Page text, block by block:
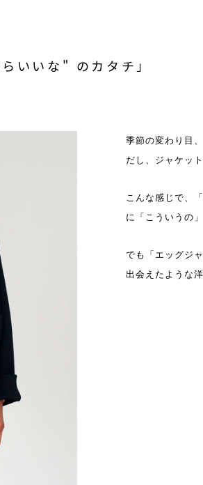
いいな" のカタチ」
季節の変わり目
だし、ジャケッ
こんな感じで、
に「こういうの
でも「エッグジ
出会えたような洋